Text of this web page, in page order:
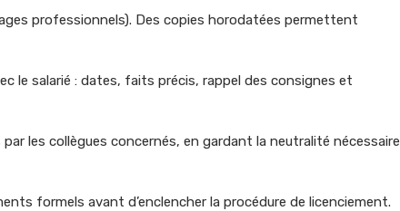
professionnels). Des copies horodatées permettent
le salarié : dates, faits précis, rappel des consignes et
les collègues concernés, en gardant la neutralité nécessaire
formels avant d’enclencher la procédure de licenciement.